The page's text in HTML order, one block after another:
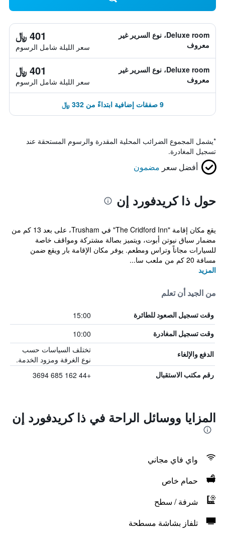
Deluxe room، نوع السرير غير
معروف
401 ﷼
سعر الليلة شامل الرسوم
Deluxe room، نوع السرير غير
معروف
401 ﷼
سعر الليلة شامل الرسوم
9 صفقات إضافية ابتداءً من 332 ﷼
*يشمل المجموع الضرائب المحلية المقدرة والرسوم المستحقة عند
تسجيل المغادرة.
أفضل سعر مضمون
حول ذا كريدفورد إن
يقع مكان إقامة "The Cridford Inn" في Trusham، على بعد 13 كم من
مضمار سباق نيوتن أبوت، ويتميز بصالة مشتركة ومواقف خاصة
للسيارات مجاناً وتراس ومطعم. يوفر مكان الإقامة بار ويقع ضمن
مسافة 20 كم من ملعب سا...
المزيد
من الجيد أن تعلم
وقت تسجيل الصعود للطائرة 15:00
وقت تسجيل المغادرة 10:00
الدفع والإلغاء
تختلف السياسات حسب
نوع الغرفة ومزود الخدمة.
رقم مكتب الاستقبال +44 162 685 3694
المزايا ووسائل الراحة في ذا كريدفورد إن
واي فاي مجاني
حمام خاص
شرفة / سطح
تلفاز بشاشة مسطحة